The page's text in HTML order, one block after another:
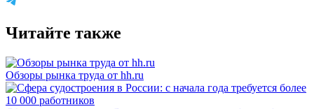
Читайте также
Обзоры рынка труда от hh.ru